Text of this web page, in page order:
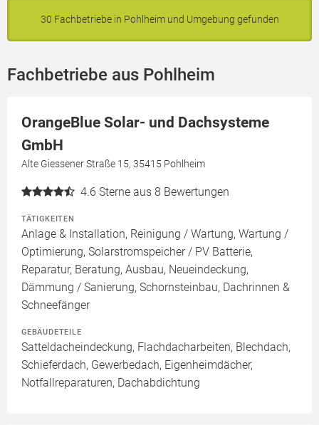
30 Fachbetriebe in Pohlheim und Umgebung gefunden
Fachbetriebe aus Pohlheim
OrangeBlue Solar- und Dachsysteme
GmbH
Alte Giessener Straße 15, 35415 Pohlheim
4.6 Sterne aus 8 Bewertungen
TÄTIGKEITEN
Anlage & Installation, Reinigung / Wartung, Wartung /
Optimierung, Solarstromspeicher / PV Batterie,
Reparatur, Beratung, Ausbau, Neueindeckung,
Dämmung / Sanierung, Schornsteinbau, Dachrinnen &
Schneefänger
GEBÄUDETEILE
Satteldacheindeckung, Flachdacharbeiten, Blechdach,
Schieferdach, Gewerbedach, Eigenheimdächer,
Notfallreparaturen, Dachabdichtung